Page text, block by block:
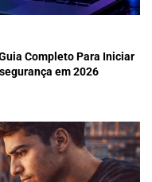
Completo Para Iniciar
em 2026